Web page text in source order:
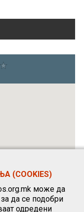
(COOKIES)
може да
да се подобри
одредени